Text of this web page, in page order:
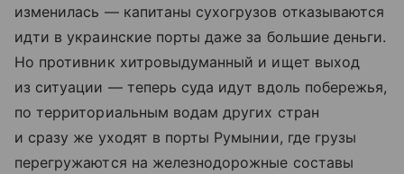
изменилась — капитаны сухогрузов отказываются
идти в украинские порты даже за большие деньги.
Но противник хитровыдуманный и ищет выход
из ситуации — теперь суда идут вдоль побережья,
по территориальным водам других стран
и сразу же уходят в порты Румынии, где грузы
перегружаются на железнодорожные составы